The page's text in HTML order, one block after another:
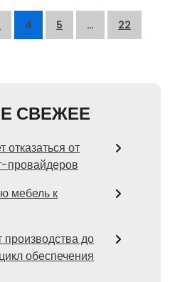
4 5 …
22
СВЕЖЕЕ
от
провайдеров
мебель к
производства до
обеспечения